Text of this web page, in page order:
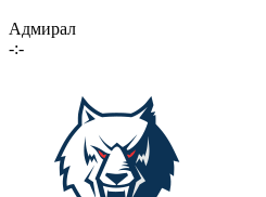
Адмирал
-:-